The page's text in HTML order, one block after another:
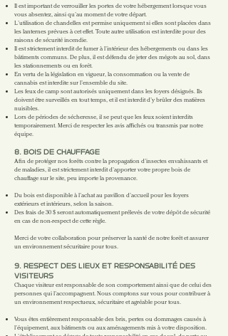
Il est important de verrouiller les portes de votre hébergement lorsque vous
vous absentez, ainsi qu’au moment de votre départ.
L’utilisation de chandelles est permise uniquement si elles sont placées dans
les lanternes prévues à cet effet. Toute autre utilisation est interdite pour des
raisons de sécurité incendie.
Il est strictement interdit de fumer à l’intérieur des hébergements ou dans les
bâtiments communs. De plus, il est défendu de jeter des mégots au sol, dans
les stationnements ou en forêt.
En vertu de la législation en vigueur, la consommation ou la vente de
cannabis est interdite sur l’ensemble du site.
Les feux de camp sont autorisés uniquement dans les foyers désignés. Ils
doivent être surveillés en tout temps, et il est interdit d’y brûler des matières
nuisibles.
Lors de périodes de sécheresse, il se peut que les feux soient interdits
temporairement. Merci de respecter les avis affichés ou transmis par notre
équipe.
8. BOIS DE CHAUFFAGE
Afin de protéger nos forêts contre la propagation d’insectes envahissants et
de maladies, il est strictement interdit d’apporter votre propre bois de
chauffage sur le site, peu importe la provenance.
Du bois est disponible à l’achat au pavillon d’accueil pour les foyers
extérieurs et intérieurs, selon la saison.
Des frais de 30 $ seront automatiquement prélevés de votre dépôt de sécurité
en cas de non-respect de cette règle.
Merci de votre collaboration pour préserver la santé de notre forêt et assurer
un environnement sécuritaire pour tous.
9. RESPECT DES LIEUX ET RESPONSABILITÉ DES
VISITEURS
Chaque visiteur est responsable de son comportement ainsi que de celui des
personnes qui l’accompagnent. Nous comptons sur vous pour contribuer à
un environnement respectueux, sécuritaire et agréable pour tous.
Vous êtes entièrement responsable des bris, pertes ou dommages causés à
l’équipement, aux bâtiments ou aux aménagements mis à votre disposition.